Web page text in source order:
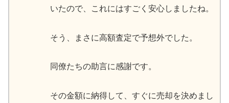
いたので、これにはすごく安心しましたね。
そう、まさに高額査定で予想外でした。
同僚たちの助言に感謝です。
その金額に納得して、すぐに売却を決めまし